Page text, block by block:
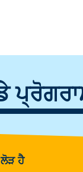
ਲੋੜ ਹੈ